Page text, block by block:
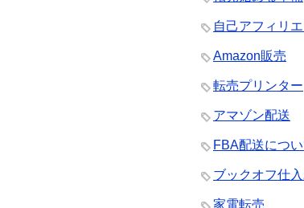
自己アフィリエ
Amazon販売
転売プリンター
アマゾン配送
FBA配送につ
ブックオフ仕
家電転売